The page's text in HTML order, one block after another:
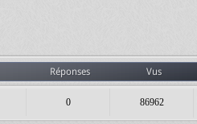
Réponses Vus
0 86962